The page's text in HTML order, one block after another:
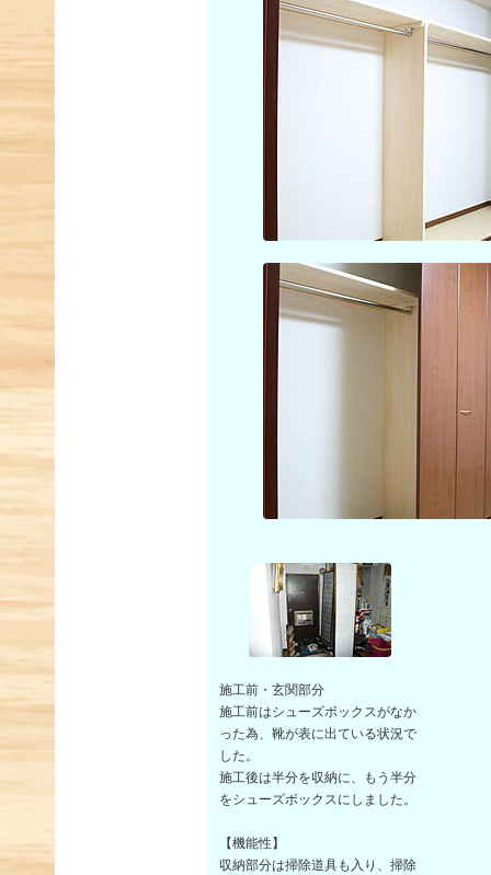
施工前・玄関部分
施工前はシューズボックスがなか
った為、靴が表に出ている状況で
した。
施工後は半分を収納に、もう半分
をシューズボックスにしました。
【機能性】
収納部分は掃除道具も入り、掃除